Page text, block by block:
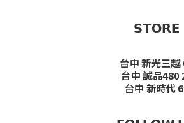
𝗦𝗧𝗢𝗥𝗘
台中 新光三越
台中 誠品480
台中 新時代